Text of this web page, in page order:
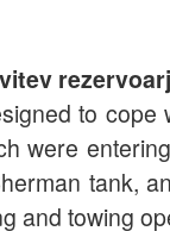
to
were
tank,
and towing